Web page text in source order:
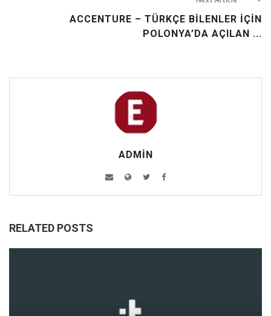
ACCENTURE – TÜRKÇE BİLENLER İÇİN
POLONYA’DA AÇILAN ...
ADMIN
RELATED POSTS